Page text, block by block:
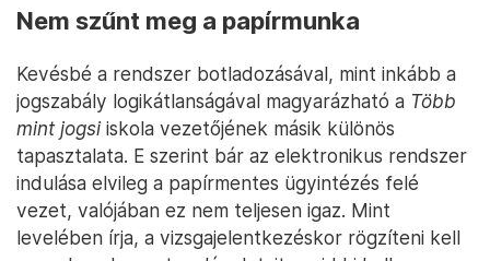
Nem szűnt meg a papírmunka
Kevésbé a rendszer botladozásával, mint inkább a
jogszabály logikátlanságával magyarázható a Több
mint jogsiiskola vezetőjének másik különös
tapasztalata. E szerint bár az elektronikus rendszer
indulása elvileg a papírmentes ügyintézés felé
vezet, valójában ez nem teljesen igaz. Mint
levelében írja, a vizsgajelentkezéskor rögzíteni kell